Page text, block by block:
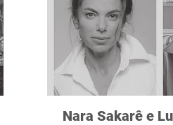
Nara Sakarê e